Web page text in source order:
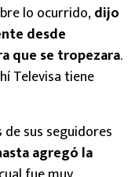
lo ocurrido,dijo
desde
que se tropezara.
Televisa tiene
sus seguidores
agregó la